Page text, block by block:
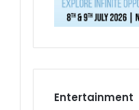
Entertainment